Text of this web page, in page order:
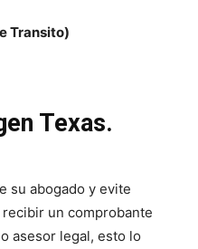
Transito)
Texas.
su abogado y evite
un comprobante
asesor legal, esto lo